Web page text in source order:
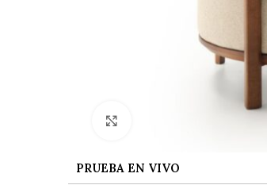
PRUEBA EN VIVO